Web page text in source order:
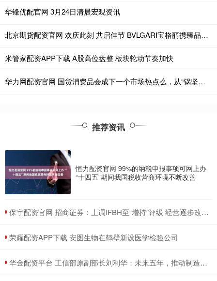
华锋优配官网 3月24日清晨宏观资讯
北京期货配资官网 欢庆此刻 共启佳节 BVLGARI宝格丽携臻品佳作献礼2025年节日季
米管家配资APP下载 A股高位盘整 板块轮动节奏加快
华力网配资官网 国货消费品会成下一个市场热点么，从“锅坚强”到“股坚强”？
推荐资讯
恒力配资官网 99%的纳税申报事项可网上办
“十四五”期间我国税收营商环境不断改善
​保宇配资官网 招商证券：上调IFBH至“增持”评级 经营逐步改善 关注业绩弹性
​荣耀配资APP下载 安图生物在鹤壁新设医学检验公司
​华金配资平台 工信部原副部长刘利华：未来五年，推动制造业实现战略性跨越应聚焦四个方面